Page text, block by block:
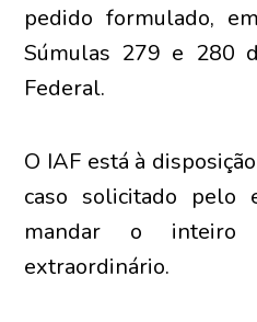
pedido formulado,
Súmulas 279 e 280
Federal.
O IAF está à
caso solicitado pelo
mandar o
extraordinário.